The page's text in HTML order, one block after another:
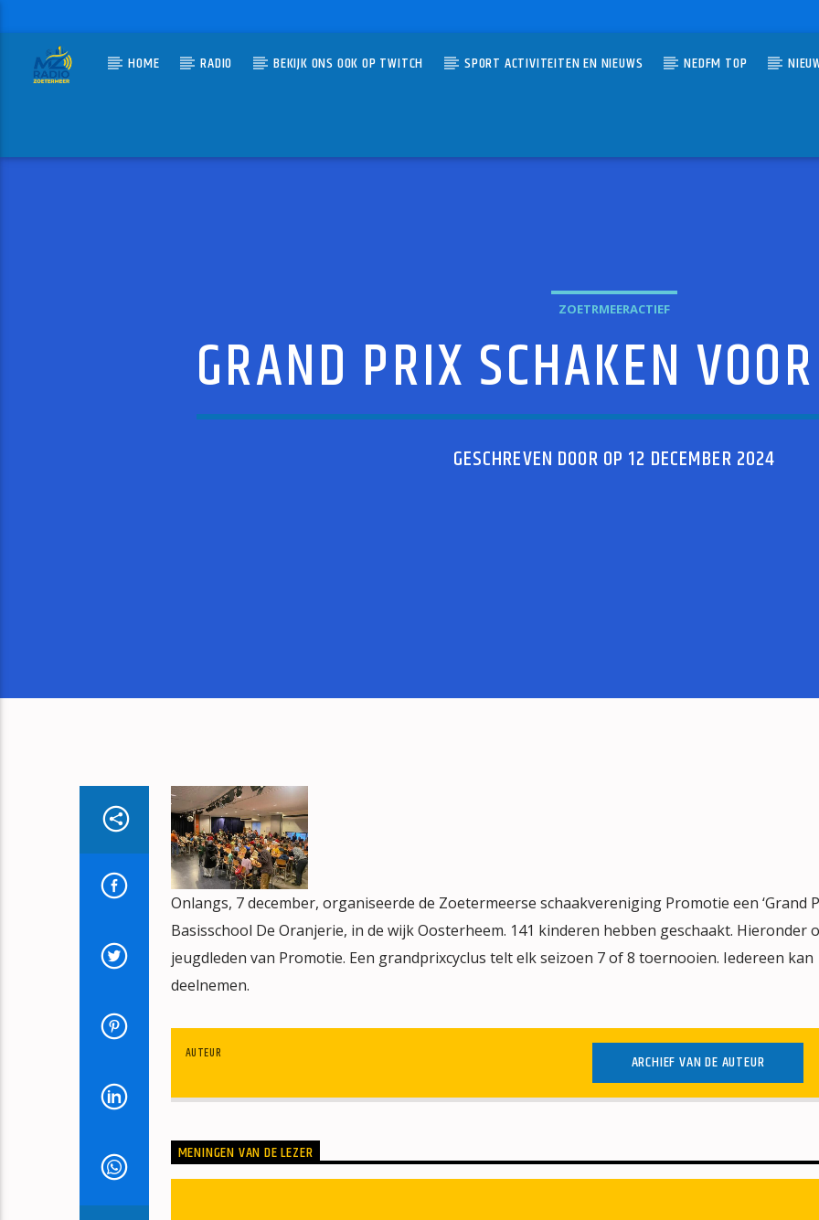
HOME RADIO BEKIJK ONS OOK OP TWITCH SPORT ACTIVITEITEN EN NIEUWS NEDFM TOP
ZOETRMEERACTIEF
GRAND PRIX SCHAKEN
GESCHREVEN DOOR OP 12 DECEMBER 2024
Onlangs, 7 december, organiseerde de Zoetermeerse schaakvereniging Promotie een ‘Grand
Basisschool De Oranjerie, in de wijk Oosterheem. 141 kinderen hebben geschaakt. Hieronder
jeugdleden van Promotie. Een grandprixcyclus telt elk seizoen 7 of 8 toernooien. Iedereen kan
deelnemen.
AUTEUR ARCHIEF VAN DE AUTEUR
MENINGEN VAN DE LEZER